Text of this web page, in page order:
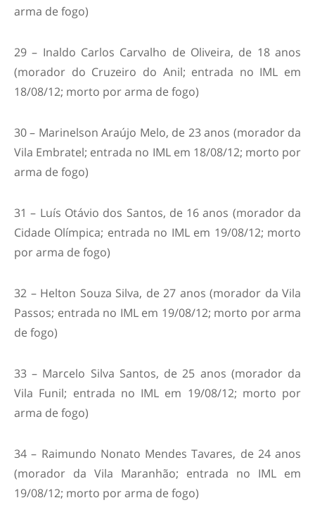
arma de fogo)
29 – Inaldo Carlos Carvalho de Oliveira, de 18 anos
(morador do Cruzeiro do Anil; entrada no IML em
18/08/12; morto por arma de fogo)
30 – Marinelson Araújo Melo, de 23 anos (morador da
Vila Embratel; entrada no IML em 18/08/12; morto por
arma de fogo)
31 – Luís Otávio dos Santos, de 16 anos (morador da
Cidade Olímpica; entrada no IML em 19/08/12; morto
por arma de fogo)
32 – Helton Souza Silva, de 27 anos (morador da Vila
Passos; entrada no IML em 19/08/12; morto por arma
de fogo)
33 – Marcelo Silva Santos, de 25 anos (morador da
Vila Funil; entrada no IML em 19/08/12; morto por
arma de fogo)
34 – Raimundo Nonato Mendes Tavares, de 24 anos
(morador da Vila Maranhão; entrada no IML em
19/08/12; morto por arma de fogo)